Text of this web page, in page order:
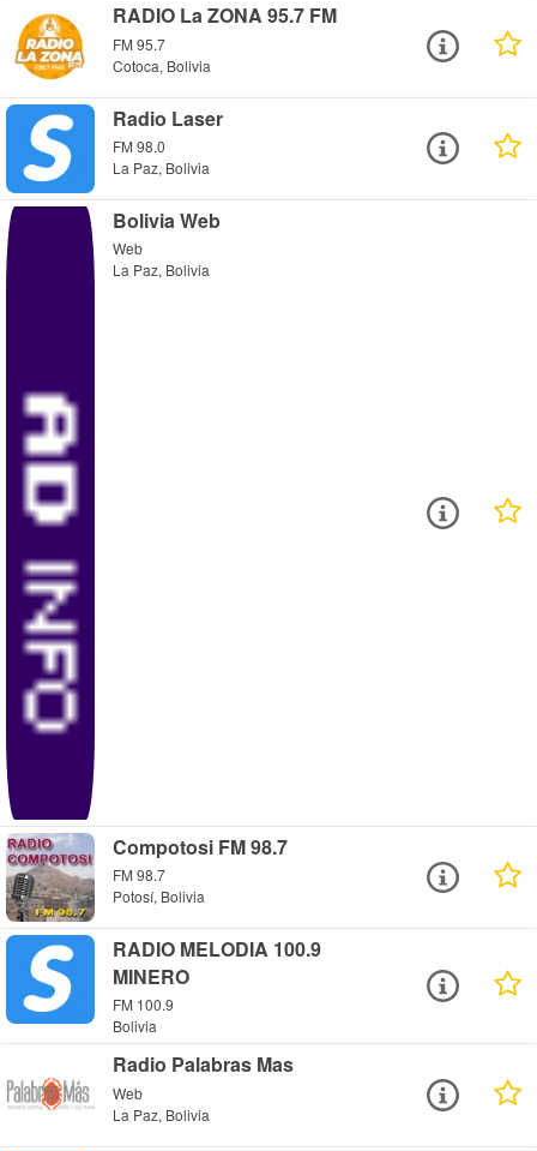
RADIO La ZONA 95.7 FM
FM 95.7
Cotoca, Bolivia
Radio Laser
FM 98.0
La Paz, Bolivia
Bolivia Web
Web
La Paz, Bolivia
Compotosi FM 98.7
FM 98.7
Potosí, Bolivia
RADIO MELODIA 100.9
MINERO
FM 100.9
Bolivia
Radio Palabras Mas
Web
La Paz, Bolivia